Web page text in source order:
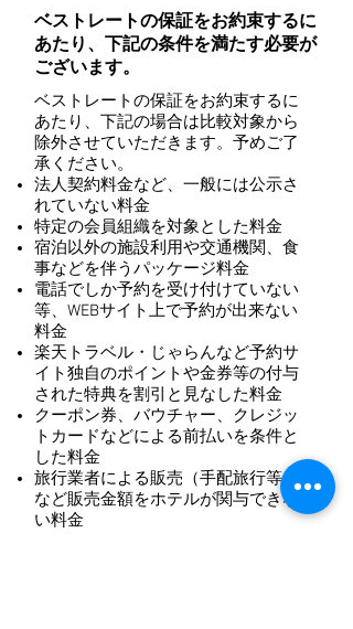
ベストレートの保証をお約束するに
あたり、下記の条件を満たす必要が
ございます。
ベストレートの保証をお約束するに
あたり、下記の場合は比較対象から
除外させていただきます。予めご了
承ください。
法人契約料金など、一般には公示さ
れていない料金
特定の会員組織を対象とした料金
宿泊以外の施設利用や交通機関、食
事などを伴うパッケージ料金
電話でしか予約を受け付けていない
等、WEBサイト上で予約が出来ない
料金
楽天トラベル・じゃらんなど予約サ
イト独自のポイントや金券等の付与
された特典を割引と見なした料金
クーポン券、バウチャー、クレジッ
トカードなどによる前払いを条件と
した料金
旅行業者による販売（手配旅行等）
など販売金額をホテルが関与できな
い料金